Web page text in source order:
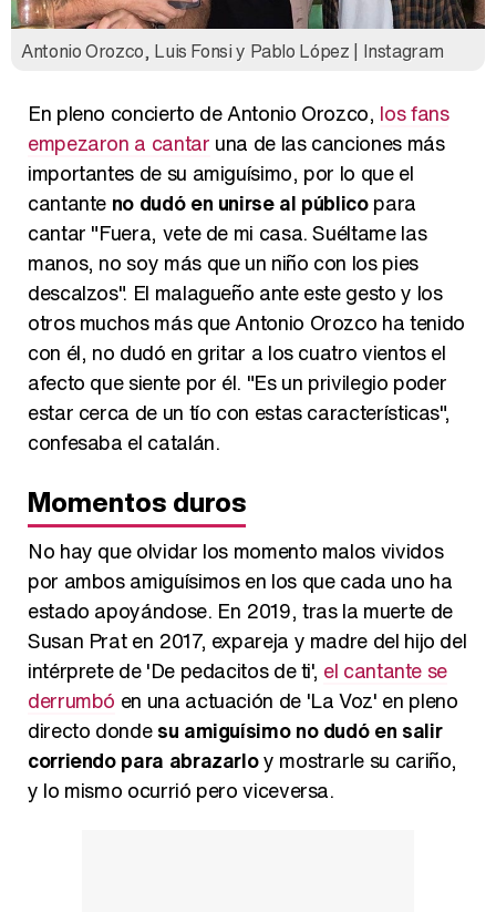
Antonio Orozco, Luis Fonsi y Pablo López | Instagram
En pleno concierto de Antonio Orozco, los fans
empezaron a cantar una de las canciones más
importantes de su amiguísimo, por lo que el
cantante no dudó en unirse al públicopara
cantar "Fuera, vete de mi casa. Suéltame las
manos, no soy más que un niño con los pies
descalzos". El malagueño ante este gesto y los
otros muchos más que Antonio Orozco ha tenido
con él, no dudó en gritar a los cuatro vientos el
afecto que siente por él. "Es un privilegio poder
estar cerca de un tío con estas características",
confesaba el catalán.
Momentos duros
No hay que olvidar los momento malos vividos
por ambos amiguísimos en los que cada uno ha
estado apoyándose. En 2019, tras la muerte de
Susan Prat en 2017, expareja y madre del hijo del
intérprete de 'De pedacitos de ti', el cantante se
derrumbó en una actuación de 'La Voz' en pleno
directo dondesu amiguísimo no dudó en salir
corriendo para abrazarloy mostrarle su cariño,
y lo mismo ocurrió pero viceversa.